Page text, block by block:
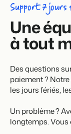
Support 7 jours
Une
à tout
Des questions
paiement ?
les jours fériés,
Un problème ?
longtemps. Vous